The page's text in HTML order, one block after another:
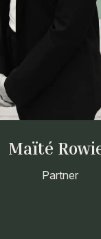
Maïté
Partner